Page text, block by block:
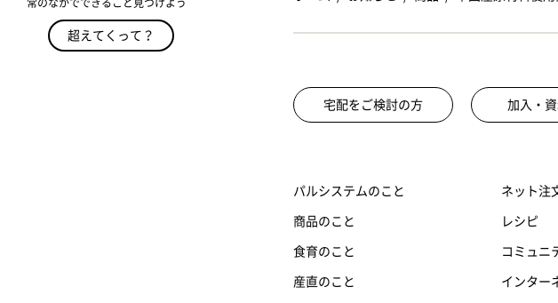
常のなかでできること見つけよう
超えてくって？
宅配をご検討の方 加入・
パルシステムのこと
商品のこと
食育のこと
産直のこと
ネット注
レシピ
コミュニ
インター